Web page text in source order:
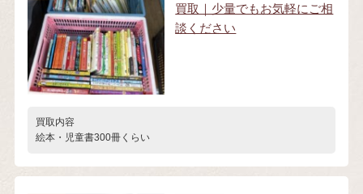
買取｜少量でもお気軽にご相
談ください
買取内容
絵本・児童書300冊くらい